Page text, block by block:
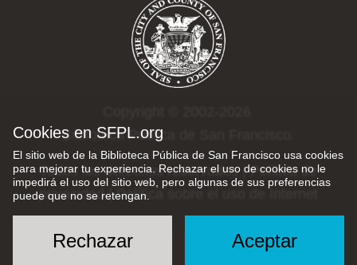
Cookies en SFPL.org
El sitio web de la Biblioteca Pública de San Francisco usa cookies
para mejorar tu experiencia. Rechazar el uso de cookies no le
impedirá el uso del sitio web, pero algunas de sus preferencias
puede que no se retengan.
Aceptar
Rechazar
Biblioteca Pública de San Francisco.
Todos los derechos reservados |Política de
privacidad|Política sobre el uso de Internet
Social